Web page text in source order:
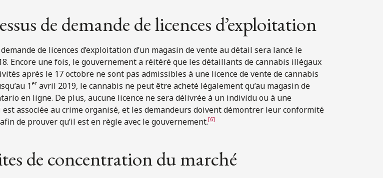
de demande de licences d’exploitation
de licences d’exploitation d’un magasin de vente au détail sera lancé le
Encore une fois, le gouvernement a réitéré que les détaillants de cannabis illégaux
après le 17 octobre ne sont pas admissibles à une licence de vente de cannabis
1er avril 2019, le cannabis ne peut être acheté légalement qu’au magasin de
en ligne. De plus, aucune licence ne sera délivrée à un individu ou à une
associée au crime organisé, et les demandeurs doivent démontrer leur conformité
de prouver qu’il est en règle avec le gouvernement.[6]
de concentration du marché